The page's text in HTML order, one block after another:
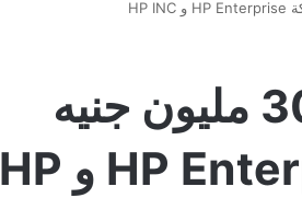
“اكت” تنفذ عمليات بـ 300 مليون جنيه
بالتعاون مع شركة HP Enterprise و HP